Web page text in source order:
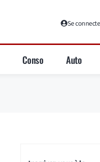
Se
Conso Auto